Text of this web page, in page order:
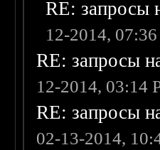
RE: запросы
12-2014,
RE: запросы
12-2014, 03:14
RE: запросы
02-13-2014,